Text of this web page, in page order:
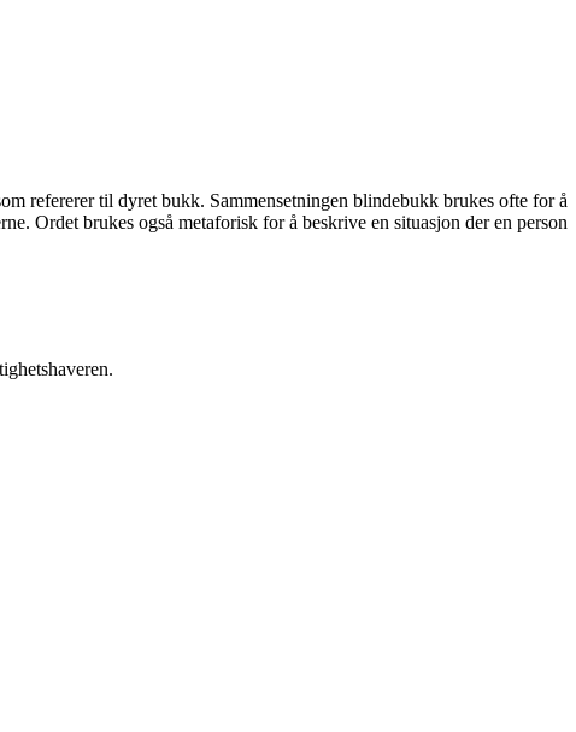
refererer til dyret bukk. Sammensetningen blindebukk brukes ofte for å
Ordet brukes også metaforisk for å beskrive en situasjon der en person